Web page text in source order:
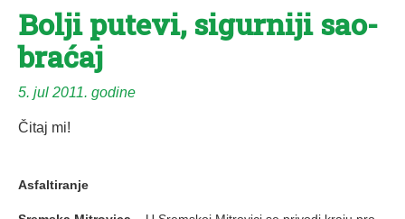
Bo­lji pu­te­vi, si­gur­ni­ji sa­o­
bra­ćaj
5. jul 2011. godine
Čitaj mi!
Asfaltiranje